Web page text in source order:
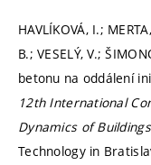
HAVLÍKOVÁ, I.;
B.; VESELÝ, V.;
betonu na oddálení
12th International
Dynamics of
Technology in